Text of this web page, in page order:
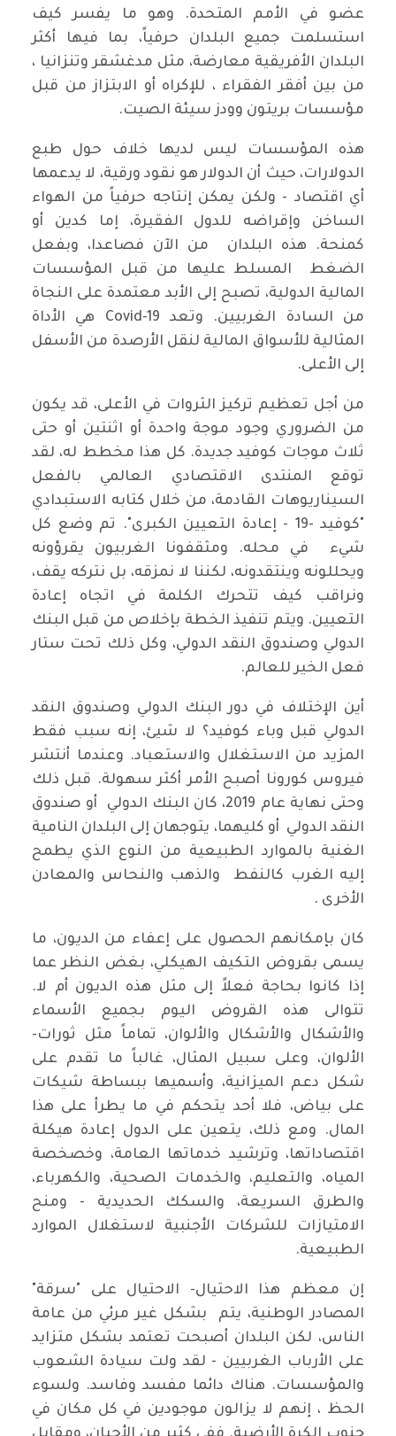
عضو في الأمم المتحدة. وهو ما يفسر كيف
استسلمت جميع البلدان حرفياً، بما فيها أكثر
البلدان الأفريقية معارضة، مثل مدغشقر وتنزانيا ،
من بين أفقر الفقراء ، للإكراه أو الابتزاز من قبل
مؤسسات بريتون وودز سيئة الصيت.
هذه المؤسسات ليس لديها خلاف حول طبع
الدولارات، حيث أن الدولار هو نقود ورقية، لا يدعمها
أي اقتصاد - ولكن يمكن إنتاجه حرفياً من الهواء
الساخن وإقراضه للدول الفقيرة، إما كدين أو
كمنحة. هذه البلدان من الآن فصاعدا، وبفعل
الضغط المسلط عليها من قبل المؤسسات
المالية الدولية، تصبح إلى الأبد معتمدة على النجاة
من السادة الغربيين. وتعد Covid-19 هي الأداة
المثالية للأسواق المالية لنقل الأرصدة من الأسفل
إلى الأعلى.
من أجل تعظيم تركيز الثروات في الأعلى، قد يكون
من الضروري وجود موجة واحدة أو اثنتين أو حتى
ثلاث موجات كوفيد جديدة. كل هذا مخطط له، لقد
توقع المنتدى الاقتصادي العالمي بالفعل
السيناريوهات القادمة، من خلال كتابه الاستبدادي
"كوفيد -19 - إعادة التعيين الكبرى". تم وضع كل
شيء في محله. ومثقفونا الغربيون يقرؤونه
ويحللونه وينتقدونه، لكننا لا نمزقه، بل نتركه يقف،
ونراقب كيف تتحرك الكلمة في اتجاه إعادة
التعيين. ويتم تنفيذ الخطة بإخلاص من قبل البنك
الدولي وصندوق النقد الدولي، وكل ذلك تحت ستار
فعل الخير للعالم.
أين الإختلاف في دور البنك الدولي وصندوق النقد
الدولي قبل وباء كوفيد؟ لا شيئ، إنه سبب فقط
المزيد من الاستغلال والاستعباد. وعندما أنتشر
فيروس كورونا أصبح الأمر أكثر سهولة. قبل ذلك
وحتى نهاية عام 2019، كان البنك الدولي أو صندوق
النقد الدولي أو كليهما، يتوجهان إلى البلدان النامية
الغنية بالموارد الطبيعية من النوع الذي يطمح
إليه الغرب كالنفط والذهب والنحاس والمعادن
الأخرى .
كان بإمكانهم الحصول على إعفاء من الديون، ما
يسمى بقروض التكيف الهيكلي، بغض النظر عما
إذا كانوا بحاجة فعلاً إلى مثل هذه الديون أم لا.
تتوالى هذه القروض اليوم بجميع الأسماء
والأشكال والأشكال والألوان، تماماً مثل ثورات-
الألوان، وعلى سبيل المثال، غالباً ما تقدم على
شكل دعم الميزانية، وأسميها ببساطة شيكات
على بياض، فلا أحد يتحكم في ما يطرأ على هذا
المال. ومع ذلك، يتعين على الدول إعادة هيكلة
اقتصاداتها، وترشيد خدماتها العامة، وخصخصة
المياه، والتعليم، والخدمات الصحية، والكهرباء،
والطرق السريعة، والسكك الحديدية - ومنح
الامتيازات للشركات الأجنبية لاستغلال الموارد
الطبيعية.
إن معظم هذا الاحتيال- الاحتيال على "سرقة"
المصادر الوطنية، يتم بشكل غير مرئي من عامة
الناس، لكن البلدان أصبحت تعتمد بشكل متزايد
على الأرباب الغربيين - لقد ولت سيادة الشعوب
والمؤسسات. هناك دائما مفسد وفاسد. ولسوء
الحظ ، إنهم لا يزالون موجودين في كل مكان في